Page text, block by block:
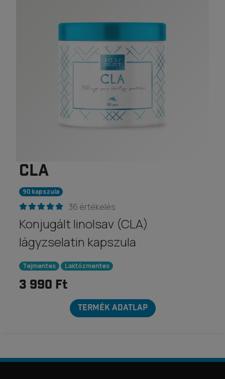
CLA
90 kapszula
36 értékelés
Konjugált linolsav (CLA)
lágyzselatin kapszula
Tejmentes Laktózmentes
3 990 Ft
TERMÉK ADATLAP